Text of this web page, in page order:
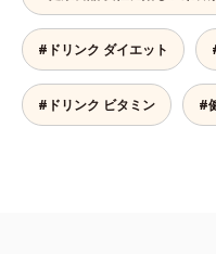
スムーズに届けるヒハツエキス
わることで、毎日のハリ・ツヤ
っかりと応援します。山形県産の
ラ・フランス果汁を使用した、
きり飲みやすい味わい。ノンカ
インのため、大事なイベント前
#ドリンク ダイエット
#ドリンク ビタミン #